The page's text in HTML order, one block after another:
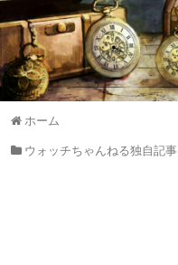
ホーム
ウォッチちゃんねる独自記事